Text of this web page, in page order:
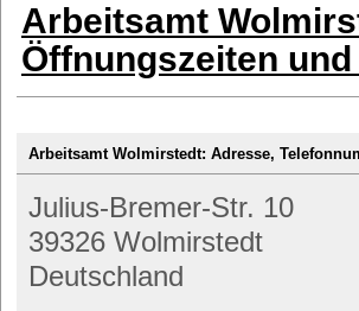
Arbeitsamt
Öffnungszeiten
Arbeitsamt Wolmirstedt: Adresse,
Julius-Bremer-Str. 10
39326 Wolmirstedt
Deutschland